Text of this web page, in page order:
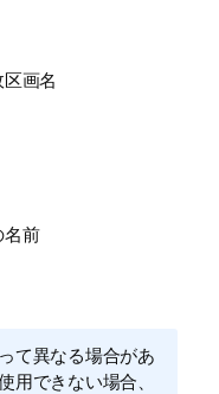
画名
名前
て異なる場合があ
用できない場合、